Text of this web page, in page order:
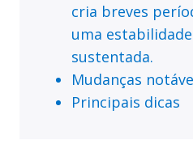
cria breves
uma
sustentada.
Mudanças
Principais dicas